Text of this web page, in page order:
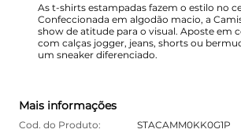
As t-shirts estampadas fazem o estilo no
Confeccionada em algodão macio, a
show de atitude para o visual. Aposte em
com calças jogger, jeans, shorts ou
um sneaker diferenciado.
Mais informações
Cod. do Produto:
STACAMM0KK0G1P